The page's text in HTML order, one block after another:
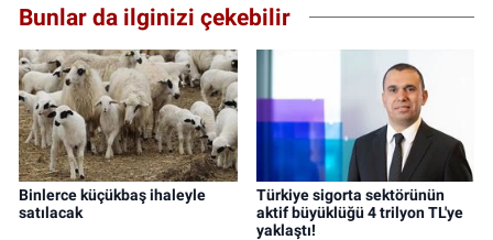
Bunlar da ilginizi çekebilir
Binlerce küçükbaş ihaleyle
satılacak
Türkiye sigorta sektörünün
aktif büyüklüğü 4 trilyon TL'ye
yaklaştı!